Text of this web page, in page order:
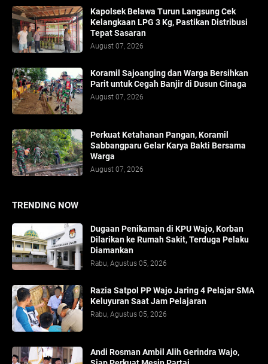
Kapolsek Belawa Turun Langsung Cek
Kelangkaan LPG 3 Kg, Pastikan Distribusi
Tepat Sasaran
August 07, 2026
Koramil Sajoanging dan Warga Bersihkan
Parit untuk Cegah Banjir di Dusun Cinaga
August 07, 2026
Perkuat Ketahanan Pangan, Koramil
Sabbangparu Gelar Karya Bakti Bersama
Warga
August 07, 2026
TRENDING NOW
Dugaan Penikaman di KPU Wajo, Korban
Dilarikan ke Rumah Sakit, Terduga Pelaku
Diamankan
Rabu, Agustus 05, 2026
Razia Satpol PP Wajo Jaring 4 Pelajar SMA
Keluyuran Saat Jam Pelajaran
Rabu, Agustus 05, 2026
Andi Rosman Ambil Alih Gerindra Wajo,